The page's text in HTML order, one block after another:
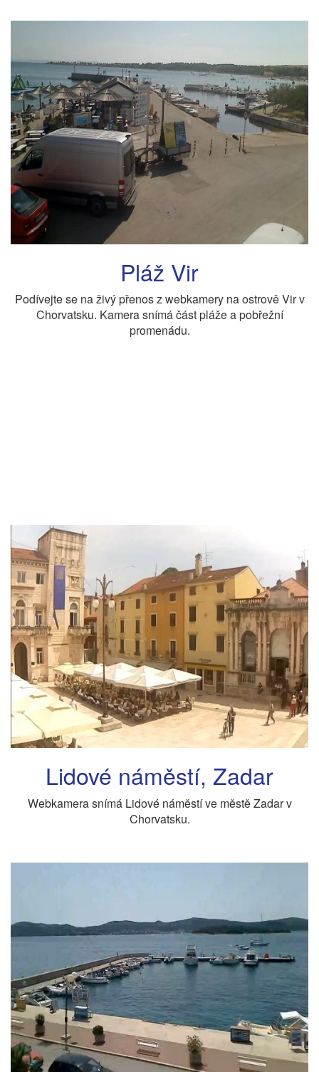
Pláž Vir
Podívejte se na živý přenos z webkamery na ostrově Vir v
Chorvatsku. Kamera snímá část pláže a pobřežní
promenádu.
Lidové náměstí, Zadar
Webkamera snímá Lidové náměstí ve městě Zadar v
Chorvatsku.